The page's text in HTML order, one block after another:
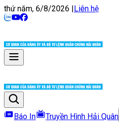
thứ năm, 6/8/2026 |Liên hệ
Báo In Truyền Hình Hải Quân